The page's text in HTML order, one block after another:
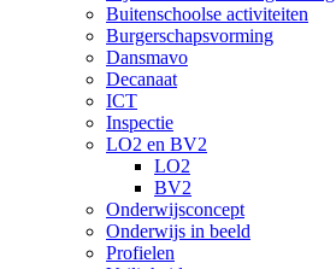
Buitenschoolse activiteiten
Burgerschapsvorming
Dansmavo
Decanaat
ICT
Inspectie
LO2 en BV2
LO2
BV2
Onderwijsconcept
Onderwijs in beeld
Profielen